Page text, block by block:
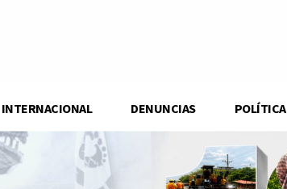
INTERNACIONAL DENUNCIAS POLÍTICA